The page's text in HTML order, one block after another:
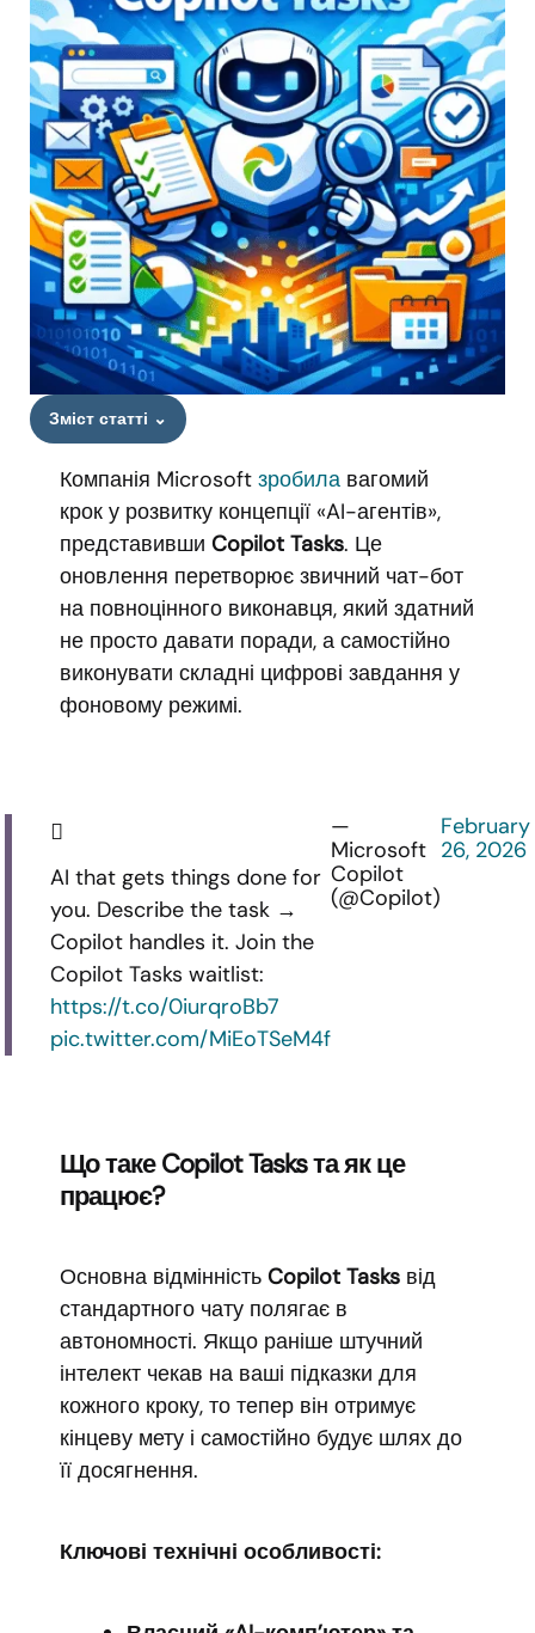
Зміст статті ⌄
Компанія Microsoft зробила вагомий
крок у розвитку концепції «AI-агентів»,
представивши Copilot Tasks. Це
оновлення перетворює звичний чат-бот
на повноцінного виконавця, який здатний
не просто давати поради, а самостійно
виконувати складні цифрові завдання у
фоновому режимі.
AI that gets things done for
you. Describe the task →
Copilot handles it. Join the
Copilot Tasks waitlist:
https://t.co/0iurqroBb7
pic.twitter.com/MiEoTSeM4f
—
Microsoft
Copilot
(@Copilot)
February
26, 2026
Що таке Copilot Tasks та як це
працює?
Основна відмінність Copilot Tasks від
стандартного чату полягає в
автономності. Якщо раніше штучний
інтелект чекав на ваші підказки для
кожного кроку, то тепер він отримує
кінцеву мету і самостійно будує шлях до
її досягнення.
Ключові технічні особливості: